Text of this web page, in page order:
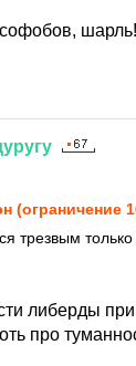
шарль!
(ограничение
трезвым
либерды
про